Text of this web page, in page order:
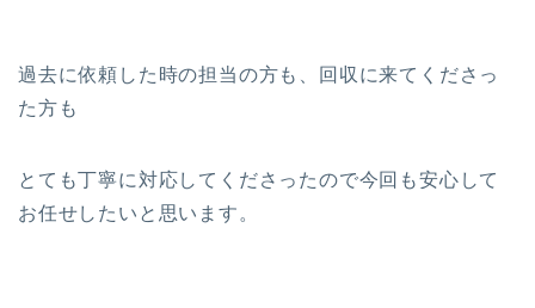
過去に依頼した時の担当の方も、回収に来てくださっ
た方も
とても丁寧に対応してくださったので今回も安心して
お任せしたいと思います。